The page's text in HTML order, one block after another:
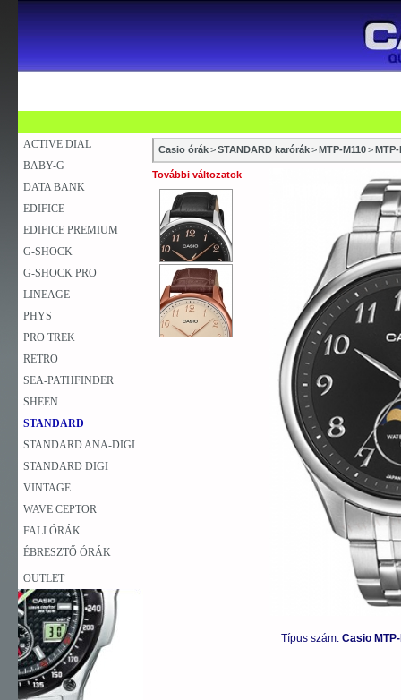
ACTIVE DIAL
BABY-G
DATA BANK
EDIFICE
EDIFICE PREMIUM
G-SHOCK
G-SHOCK PRO
LINEAGE
PHYS
PRO TREK
RETRO
SEA-PATHFINDER
SHEEN
STANDARD
STANDARD ANA-DIGI
STANDARD DIGI
VINTAGE
WAVE CEPTOR
FALI ÓRÁK
ÉBRESZTŐ ÓRÁK
OUTLET
Casio órák>STANDARD karórák>MTP-M110>MTP-
További változatok
Típus szám: Casio